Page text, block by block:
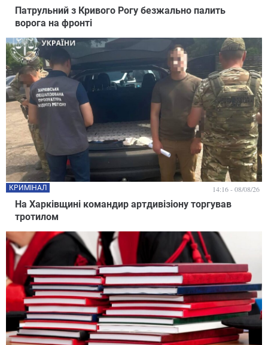
Патрульний з Кривого Рогу безжально палить
ворога на фронті
На Харківщині командир артдивізіону торгував
тротилом
КРИМІНАЛ 14:16 - 08/08/26